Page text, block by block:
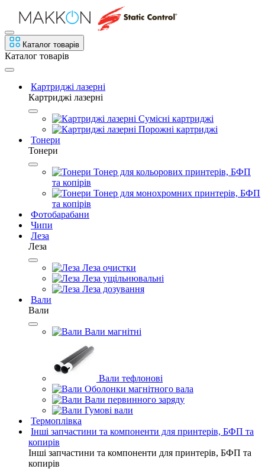
Каталог товарів
Каталог товарів
Картриджі лазерні
Картриджі лазерні
Сумісні картриджі
Порожні картриджі
Тонери
Тонери
Тонер для кольорових принтерів, БФП
та копірів
Тонер для монохромних принтерів, БФП
та копірів
Фотобарабани
Чипи
Леза
Леза
Леза очистки
Леза ущільнювальні
Леза дозування
Вали
Вали
Вали магнітні
Вали тефлонові
Оболонки магнітного вала
Вали первинного заряду
Гумові вали
Термоплівка
Інші запчастини та компоненти для принтерів, БФП та
копирів
Інші запчастини та компоненти для принтерів, БФП та
копирів